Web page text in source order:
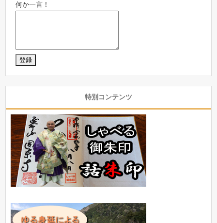
何か一言！
特別コンテンツ